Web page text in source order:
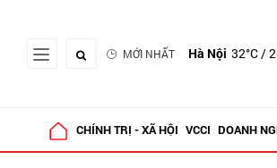
MỚI NHẤT Hà Nội 32°C/
CHÍNH TRỊ - XÃ HỘI VCCI DOANH